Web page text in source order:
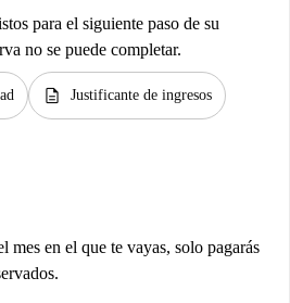
para el siguiente paso de su
no se puede completar.
description Justificante de ingresos
mes en el que te vayas, solo pagarás